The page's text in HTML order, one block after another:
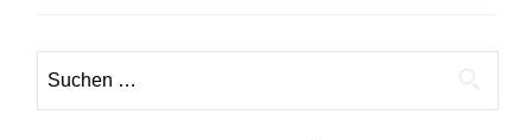
nach: